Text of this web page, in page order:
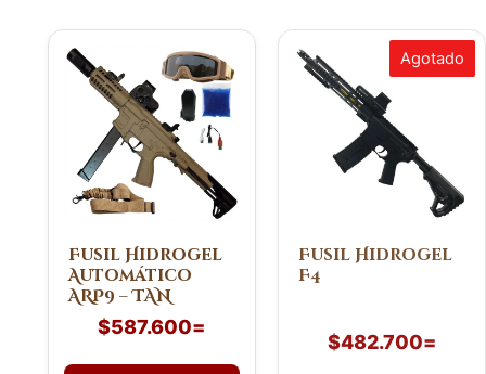
Fusil Hidrogel
Automático
ARP9 – TAN
$587.600=
Agotado
Fusil Hidrogel
F4
$482.700=